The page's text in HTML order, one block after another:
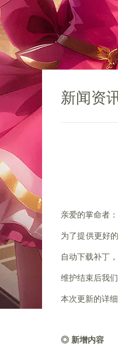
新闻资
亲爱的掌命者：
为了提供更好
自动下载补丁
维护结束后我
本次更新的详细
◎ 新增内容